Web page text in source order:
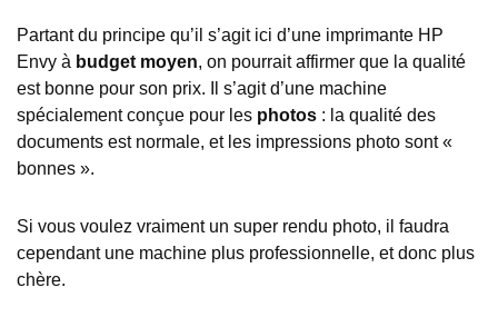
Partant du principe qu’il s’agit ici d’une imprimante HP
Envy à budget moyen, on pourrait affirmer que la qualité
est bonne pour son prix. Il s’agit d’une machine
spécialement conçue pour les photos : la qualité des
documents est normale, et les impressions photo sont «
bonnes ».
Si vous voulez vraiment un super rendu photo, il faudra
cependant une machine plus professionnelle, et donc plus
chère.